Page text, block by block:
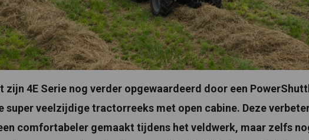
zijn 4E Serie nog verder opgewaardeerd door een
super veelzijdige tractorreeks met open cabine. Deze
comfortabeler gemaakt tijdens het veldwerk, maar zelfs